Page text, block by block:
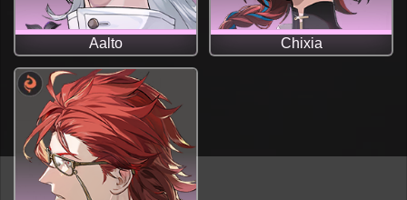
Aalto Chixia